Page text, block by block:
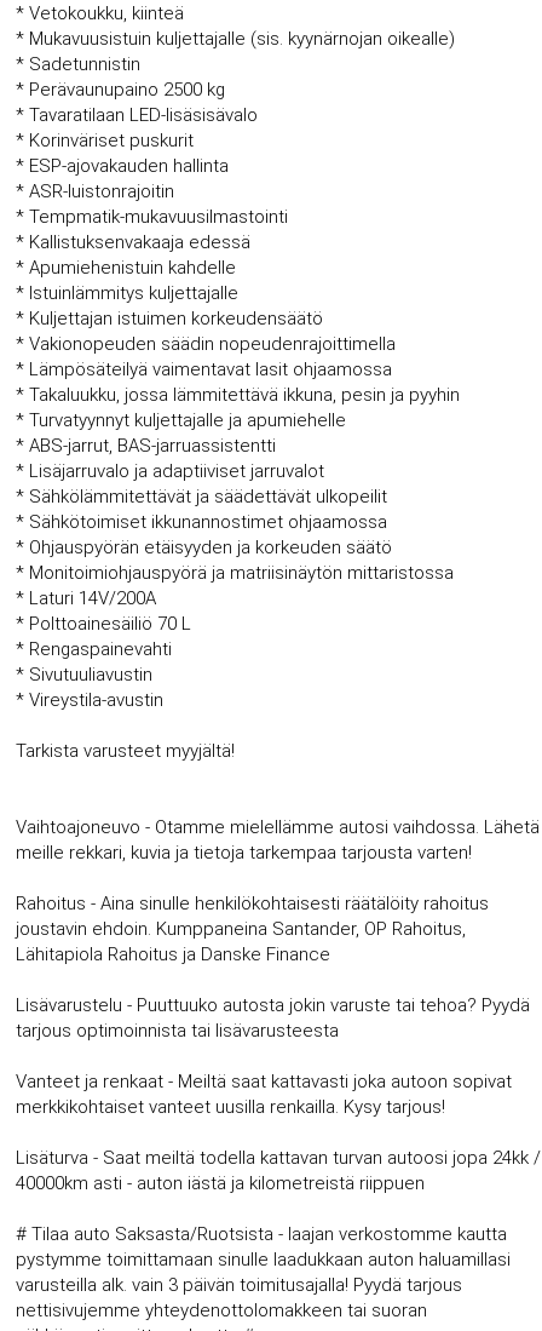
* Vetokoukku, kiinteä
* Mukavuusistuin kuljettajalle (sis. kyynärnojan oikealle)
* Sadetunnistin
* Perävaunupaino 2500 kg
* Tavaratilaan LED-lisäsisävalo
* Korinväriset puskurit
* ESP-ajovakauden hallinta
* ASR-luistonrajoitin
* Tempmatik-mukavuusilmastointi
* Kallistuksenvakaaja edessä
* Apumiehenistuin kahdelle
* Istuinlämmitys kuljettajalle
* Kuljettajan istuimen korkeudensäätö
* Vakionopeuden säädin nopeudenrajoittimella
* Lämpösäteilyä vaimentavat lasit ohjaamossa
* Takaluukku, jossa lämmitettävä ikkuna, pesin ja pyyhin
* Turvatyynnyt kuljettajalle ja apumiehelle
* ABS-jarrut, BAS-jarruassistentti
* Lisäjarruvalo ja adaptiiviset jarruvalot
* Sähkölämmitettävät ja säädettävät ulkopeilit
* Sähkötoimiset ikkunannostimet ohjaamossa
* Ohjauspyörän etäisyyden ja korkeuden säätö
* Monitoimiohjauspyörä ja matriisinäytön mittaristossa
* Laturi 14V/200A
* Polttoainesäiliö 70 L
* Rengaspainevahti
* Sivutuuliavustin
* Vireystila-avustin
Tarkista varusteet myyjältä!
Vaihtoajoneuvo - Otamme mielellämme autosi vaihdossa. Lähetä
meille rekkari, kuvia ja tietoja tarkempaa tarjousta varten!
Rahoitus - Aina sinulle henkilökohtaisesti räätälöity rahoitus
joustavin ehdoin. Kumppaneina Santander, OP Rahoitus,
Lähitapiola Rahoitus ja Danske Finance
Lisävarustelu - Puuttuuko autosta jokin varuste tai tehoa? Pyydä
tarjous optimoinnista tai lisävarusteesta
Vanteet ja renkaat - Meiltä saat kattavasti joka autoon sopivat
merkkikohtaiset vanteet uusilla renkailla. Kysy tarjous!
Lisäturva - Saat meiltä todella kattavan turvan autoosi jopa 24kk /
40000km asti - auton iästä ja kilometreistä riippuen
# Tilaa auto Saksasta/Ruotsista - laajan verkostomme kautta
pystymme toimittamaan sinulle laadukkaan auton haluamillasi
varusteilla alk. vain 3 päivän toimitusajalla! Pyydä tarjous
nettisivujemme yhteydenottolomakkeen tai suoran